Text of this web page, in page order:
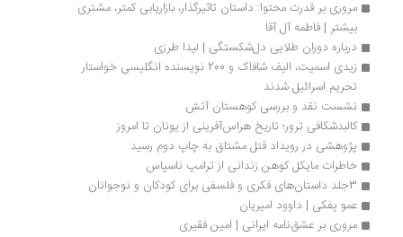
بیشتر | فاطمه آل آقا
درباره دوران طلایی دل‌شکستگی | لیدا طرزی
تحریم اسرائیل شدند
نشست نقد و بررسی کوهستان آتش
کالبدشکافی ترور؛ تاریخ‌ هراس‌آفرینی از یونان تا امروز
پژوهشی در رویداد قتل مشتاق به چاپ دوم رسید
خاطرات مایکل کوهن زندانی از ترامپ ناسپاس
3جلد داستان‌های فکری و فلسفی برای کودکان و نوجوانان
عمو پفکی | داوود امیریان
مروری بر عشق‌نامه ایرانی | امین فقیری